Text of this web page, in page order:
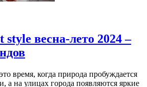
весна-лето 2024 –
время, когда природа пробуждается
а на улицах города появляются яркие